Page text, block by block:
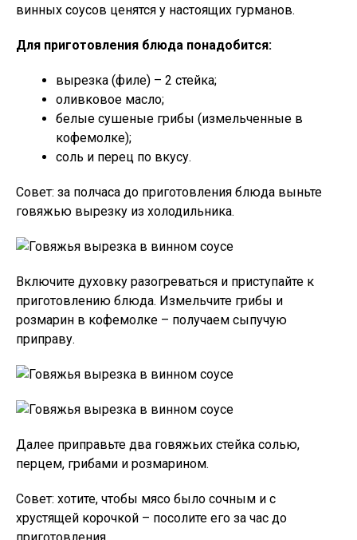
винных соусов ценятся у настоящих гурманов.
Для приготовления блюда понадобится:
вырезка (филе) – 2 стейка;
оливковое масло;
белые сушеные грибы (измельченные в
кофемолке);
соль и перец по вкусу.
Совет: за полчаса до приготовления блюда выньте
говяжью вырезку из холодильника.
Включите духовку разогреваться и приступайте к
приготовлению блюда. Измельчите грибы и
розмарин в кофемолке – получаем сыпучую
приправу.
Далее приправьте два говяжьих стейка солью,
перцем, грибами и розмарином.
Совет: хотите, чтобы мясо было сочным и с
хрустящей корочкой – посолите его за час до